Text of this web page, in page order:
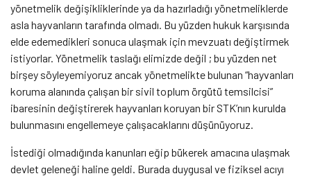
yönetmelik değişikliklerinde ya da hazırladığı yönetmeliklerde
asla hayvanların tarafında olmadı. Bu yüzden hukuk karşısında
elde edemedikleri sonuca ulaşmak için mevzuatı değiştirmek
istiyorlar. Yönetmelik taslağı elimizde değil ; bu yüzden net
birşey söyleyemiyoruz ancak yönetmelikte bulunan “hayvanları
koruma alanında çalışan bir sivil toplum örgütü temsilcisi”
ibaresinin değiştirerek hayvanları koruyan bir STK’nın kurulda
bulunmasını engellemeye çalışacaklarını düşünüyoruz.
İstediği olmadığında kanunları eğip bükerek amacına ulaşmak
devlet geleneği haline geldi. Burada duygusal ve fiziksel acıyı